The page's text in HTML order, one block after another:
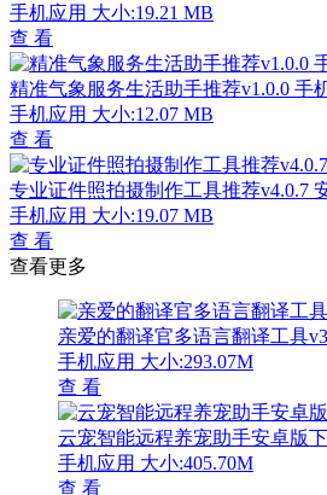
手机应用 大小:19.21 MB
查 看
精准气象服务生活助手推荐v1.0.0 手
手机应用 大小:12.07 MB
查 看
专业证件照拍摄制作工具推荐v4.0.7
手机应用 大小:19.07 MB
查 看
查看更多
亲爱的翻译官多语言翻译工具
手机应用 大小:293.07M
查 看
云宠智能远程养宠助手安卓版
手机应用 大小:405.70M
查 看